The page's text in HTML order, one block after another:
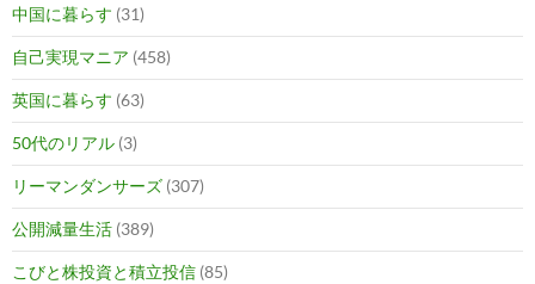
中国に暮らす (31)
自己実現マニア (458)
英国に暮らす (63)
50代のリアル (3)
リーマンダンサーズ (307)
公開減量生活 (389)
こびと株投資と積立投信 (85)